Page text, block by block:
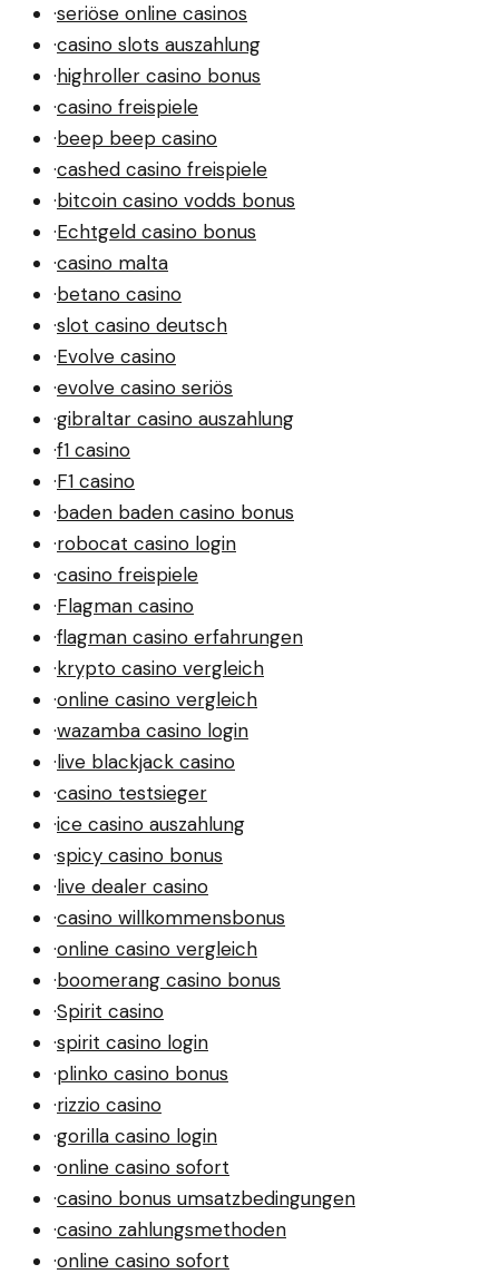
·seriöse online casinos
·casino slots auszahlung
·highroller casino bonus
·casino freispiele
·beep beep casino
·cashed casino freispiele
·bitcoin casino vodds bonus
·Echtgeld casino bonus
·casino malta
·betano casino
·slot casino deutsch
·Evolve casino
·evolve casino seriös
·gibraltar casino auszahlung
·f1 casino
·F1 casino
·baden baden casino bonus
·robocat casino login
·casino freispiele
·Flagman casino
·flagman casino erfahrungen
·krypto casino vergleich
·online casino vergleich
·wazamba casino login
·live blackjack casino
·casino testsieger
·ice casino auszahlung
·spicy casino bonus
·live dealer casino
·casino willkommensbonus
·online casino vergleich
·boomerang casino bonus
·Spirit casino
·spirit casino login
·plinko casino bonus
·rizzio casino
·gorilla casino login
·online casino sofort
·casino bonus umsatzbedingungen
·casino zahlungsmethoden
·online casino sofort